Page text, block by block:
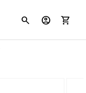
search account_circle shopping_cart